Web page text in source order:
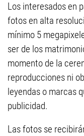
Los interesados en
fotos en alta
mínimo 5
ser de los
momento de la
reproducciones ni
leyendas o marcas
publicidad.
Las fotos se